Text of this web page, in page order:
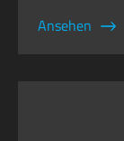
Ansehen